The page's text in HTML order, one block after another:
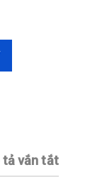
tả vắn tắt